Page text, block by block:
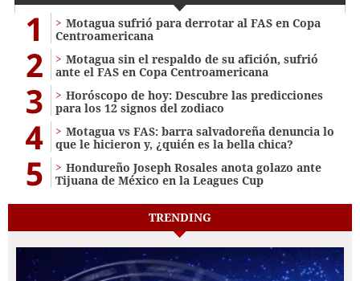
1
Motagua sufrió para derrotar al FAS en Copa
Centroamericana
2
Motagua sin el respaldo de su afición, sufrió
ante el FAS en Copa Centroamericana
3
Horóscopo de hoy: Descubre las predicciones
para los 12 signos del zodiaco
4
Motagua vs FAS: barra salvadoreña denuncia lo
que le hicieron y, ¿quién es la bella chica?
5
Hondureño Joseph Rosales anota golazo ante
Tijuana de México en la Leagues Cup
TRENDING